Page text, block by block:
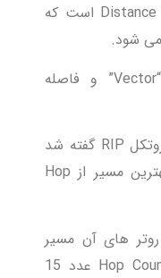
پروتکل Rip یک پروتکل Distance Vector است که
شود.
اساس کار این پروتکل جهت “Vector” و فاصله
مطابق با آموزش جلسه ی قبل پروتکل RIP گفته شد
که این الگوریتم جهت انتخاب بهترین مسیر از Hop
های آن مسیر
کمتر باشد و حداکثر تعداد Hop Counting عدد 15